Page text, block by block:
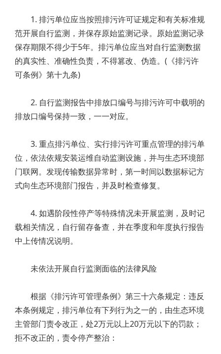
1. 排污单位应当按照排污许可证规定和有关标准规
范开展自行监测，并保存原始监测记录。原始监测记录
保存期限不得少于5年。排污单位应当对自行监测数据
的真实性、准确性负责，不得篡改、伪造。(《排污许
可条例》第十九条)
2. 自行监测报告中排放口编号与排污许可中载明的
排放口编号保持一致，一一对应。
3. 重点排污单位、实行排污许可重点管理的排污单
位，依法依规安装运维自动监测设施，并与生态环境部
门联网。发现传输数据异常时，第一时间以数据标记方
式向生态环境部门报告，并及时检查修复。
4. 如遇阶段性停产等特殊情况未开展监测，及时记
载相关情况，自行留存备查，并在季度和年度执行报告
中上传情况说明。
未依法开展自行监测面临的法律风险
根据《排污许可管理条例》第三十六条规定：违反
本条例规定，排污单位有下列行为之一的，由生态环境
主管部门责令改正，处2万元以上20万元以下的罚款；
拒不改正的，责令停产整治：